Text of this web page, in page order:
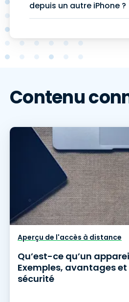
depuis un autre iPhone ?
Contenu
Aperçu de l'accès à distance
Qu’est-ce qu’un
Exemples, avantages
sécurité